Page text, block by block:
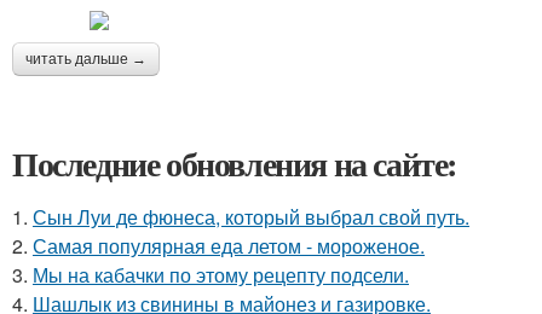
читать дальше →
Последние обновления на сайте:
1. Сын Луи де фюнеса, который выбрал свой путь.
2. Самая популярная еда летом - мороженое.
3. Мы на кабачки по этому рецепту подсели.
4. Шашлык из свинины в майонез и газировке.